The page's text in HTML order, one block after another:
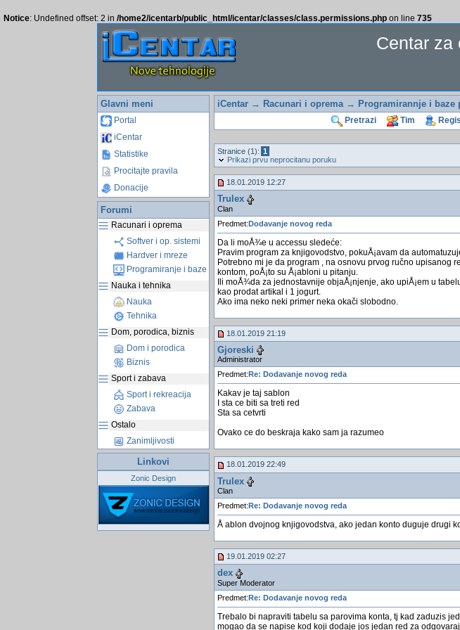
Notice: Undefined offset: 2 in /home2/icentarb/public_html/icentar/classes/class.permissions.php on line 735
Centar za
Glavni meni
Portal
iCentar
Statistike
Procitajte pravila
Donacije
Forumi
Racunari i oprema
Softver i op. sistemi
Hardver i mreze
Programiranje i baze
Nauka i tehnika
Nauka
Tehnika
Dom, porodica, biznis
Dom i porodica
Biznis
Sport i zabava
Sport i rekreacija
Zabava
Ostalo
Zanimljivosti
Linkovi
Zonic Design
iCentar→ Racunari i oprema→ Programirannje i baze
Pretrazi Tim
Stranice (1): 1
Prikazi prvu neprocitanu poruku
18.01.2019 12:27
Trulex
Clan
Predmet:Dodavanje novog reda
Da li moÅ¾e u accessu sledeće:
Pravim program za knjigovodstvo, pokuÅ¡avam da
Potrebno mi je da program , na osnovu prvog ručno upisanog
kontom, poÅ¡to su Å¡abloni u pitanju.
Ili moÅ¾da za jednostavnije objaÅ¡njenje, ako upiÅ¡em u
kao prodat artikal i 1 jogurt.
Ako ima neko neki primer neka okači slobodno.
18.01.2019 21:19
Gjoreski
Administrator
Predmet: Re: Dodavanje novog reda
Kakav je taj sablon
I sta ce biti sa treti red
Sta sa cetvrti
Ovako ce do beskraja kako sam ja razumeo
18.01.2019 22:49
Trulex
Clan
Predmet:Re: Dodavanje novog reda
Å ablon dvojnog knjigovodstva, ako jedan konto duguje drugi
19.01.2019 02:27
dex
Super Moderator
Predmet:Re: Dodavanje novog reda
Trebalo bi napraviti tabelu sa parovima konta, tj kad zaduzis
mogao da se napise kod koji dodaje jos jedan red za